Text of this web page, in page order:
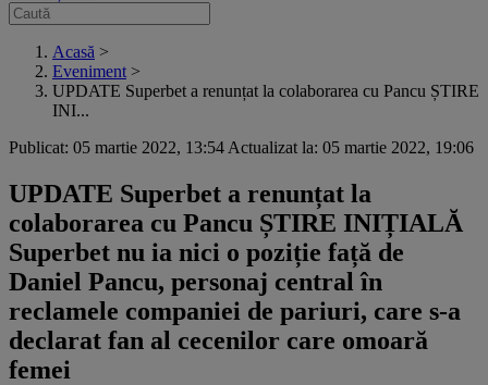
Acasă >
Eveniment >
UPDATE Superbet a renunțat la colaborarea cu Pancu ȘTIRE
INI...
Publicat: 05 martie 2022, 13:54 Actualizat la: 05 martie 2022, 19:06
UPDATE Superbet a renunțat la
colaborarea cu Pancu ȘTIRE INIȚIALĂ
Superbet nu ia nici o poziție față de
Daniel Pancu, personaj central în
reclamele companiei de pariuri, care s-a
declarat fan al cecenilor care omoară
femei